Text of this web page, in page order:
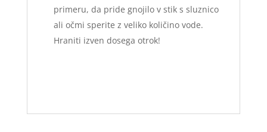
primeru, da pride gnojilo v stik s sluznico
ali očmi sperite z veliko količino vode.
Hraniti izven dosega otrok!